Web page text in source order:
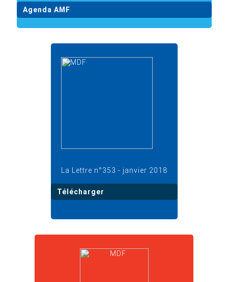
Agenda AMF
La Lettre n°353 - janvier 2018
Télécharger